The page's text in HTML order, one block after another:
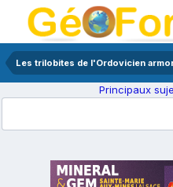
Les trilobites de l'Ordovicien
Principaux